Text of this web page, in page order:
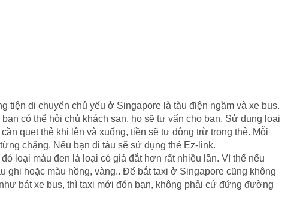
tiện di chuyển chủ yếu ở Singapore là tàu điện ngầm và xe bus.
có thể hỏi chủ khách sạn, họ sẽ tư vấn cho bạn. Sử dụng loại
quẹt thẻ khi lên và xuống, tiền sẽ tự động trừ trong thẻ. Mỗi
chặng. Nếu bạn đi tàu sẽ sử dụng thẻ Ez-link.
loại màu đen là loại có giá đắt hơn rất nhiều lần. Vì thế nếu
ghi hoặc màu hồng, vàng.. Để bắt taxi ở Singapore cũng không
bát xe bus, thì taxi mới đón bạn, không phải cứ đứng đường